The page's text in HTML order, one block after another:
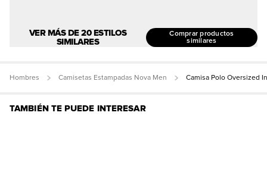
VER MÁS DE 20 ESTILOS
SIMILARES
Comprar productos
similares
Hombres Camisetas Estampadas Nova Men Camisa Polo Oversized
TAMBIÉN TE PUEDE INTERESAR